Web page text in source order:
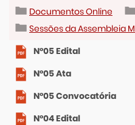
Documentos Online
Sessões da Assembleia
Nº05 Edital
Nº05 Ata
Nº05 Convocatória
Nº04 Edital